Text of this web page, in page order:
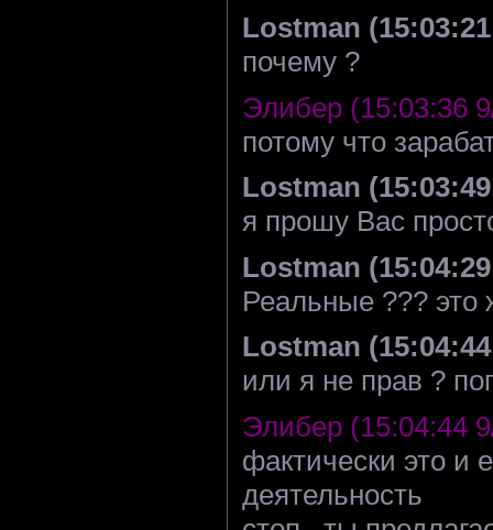
Lostman
почему ?
Элибер (15:03:36
потому что
Lostman
я прошу Вас
Lostman
Реальные ??? это
Lostman
или я не прав ?
Элибер (15:04:44
фактически это и
деятельность